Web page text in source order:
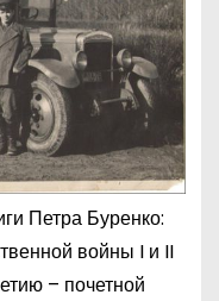
Петра Буренко:
войны I и II
– почетной